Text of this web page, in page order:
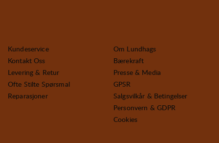
Kundeservice
Kontakt Oss
Levering & Retur
Ofte Stilte Spørsmal
Reparasjoner
Om Lundhags
Bærekraft
Presse & Media
GPSR
Salgsvilkår & Betingelser
Personvern & GDPR
Cookies